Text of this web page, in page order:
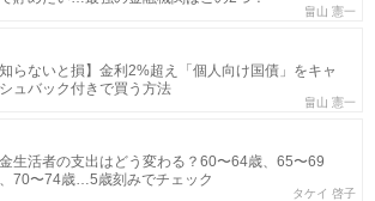
畠山 憲一
知らないと損】金利2%超え「個人向け国債」をキャ
ュバック付きで買う方法
畠山 憲一
生活者の支出はどう変わる？60〜64歳、65〜69
70〜74歳…5歳刻みでチェック
タケイ 啓子